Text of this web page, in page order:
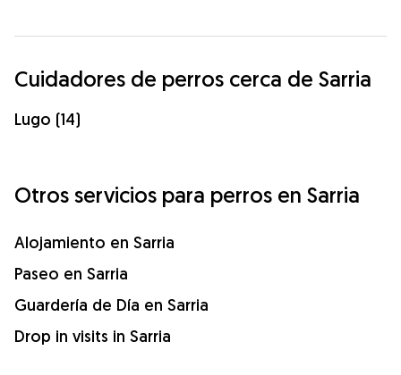
Cuidadores de perros cerca de Sarria
Lugo (14)
Otros servicios para perros en Sarria
Alojamiento en Sarria
Paseo en Sarria
Guardería de Día en Sarria
Drop in visits in Sarria